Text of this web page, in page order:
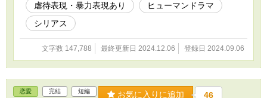
虐待表現・暴力表現あり
ヒューマンドラマ
シリアス
文字数 147,788 最終更新日 2024.12.06 登録日 2024.09.06
恋愛 完結 短編 お気に入りに追加 46